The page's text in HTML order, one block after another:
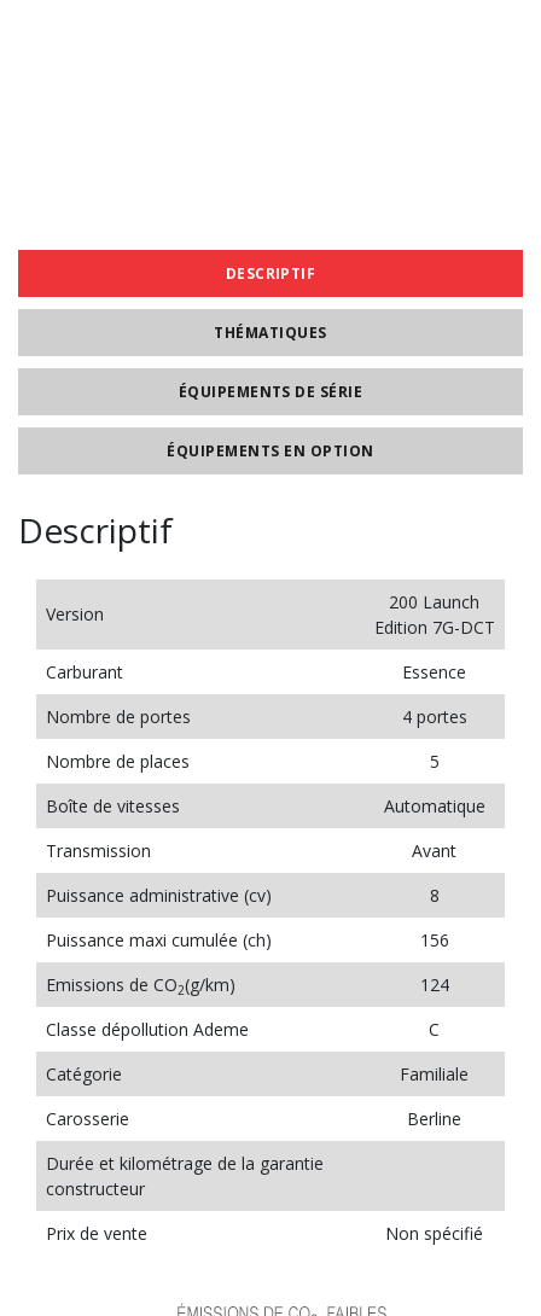
DESCRIPTIF
THÉMATIQUES
ÉQUIPEMENTS DE SÉRIE
ÉQUIPEMENTS EN OPTION
Descriptif
Version
200 Launch
Edition 7G-DCT
Carburant
Essence
Nombre de portes
4 portes
Nombre de places
5
Boîte de vitesses
Automatique
Transmission
Avant
Puissance administrative (cv)
8
Puissance maxi cumulée (ch)
156
Emissions de CO2(g/km)
124
Classe dépollution Ademe
C
Catégorie
Familiale
Carosserie
Berline
Durée et kilométrage de la garantie
constructeur
Prix de vente
Non spécifié